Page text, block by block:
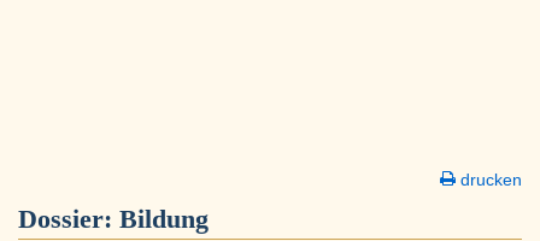
drucken
Dossier: Bildung